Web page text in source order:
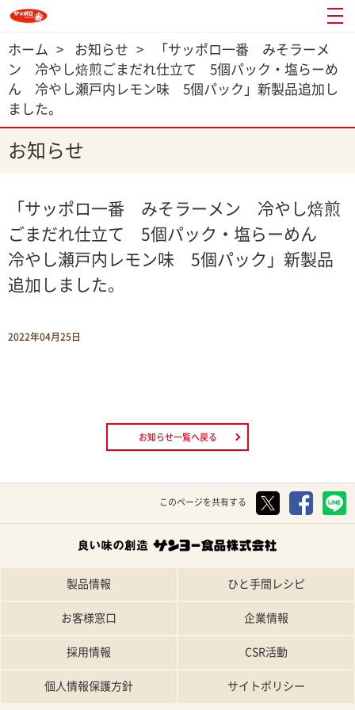
ホーム > お知らせ >
「サッポロ一番 みそラーメ
ン 冷やし焙煎ごまだれ仕立て 5個パック・塩らーめ
ん 冷やし瀬戸内レモン味 5個パック」新製品追加し
ました。
お知らせ
「サッポロ一番 みそラーメン 冷やし焙煎
ごまだれ仕立て 5個パック・塩らーめん
冷やし瀬戸内レモン味 5個パック」新製品
追加しました。
2022年04月25日
お知らせ一覧へ戻る
このページを共有する
製品情報 ひと手間レシピ
お客様窓口 企業情報
採用情報 CSR活動
個人情報保護方針 サイトポリシー